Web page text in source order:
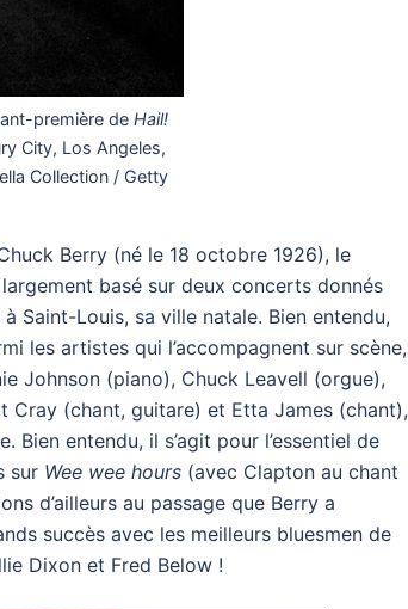
première deHail!
City, Los Angeles,
Collection / Getty
Berry (né le 18 octobre 1926), le
basé sur deux concerts donnés
Saint-Louis, sa ville natale. Bien entendu,
les artistes qui l’accompagnent sur scène,
Johnson (piano), Chuck Leavell (orgue),
Cray (chant, guitare) et Etta James (chant),
entendu, il s’agit pour l’essentiel de
sur Wee wee hours (avec Clapton au chant
d’ailleurs au passage que Berry a
succès avec les meilleurs bluesmen de
Dixon et Fred Below !